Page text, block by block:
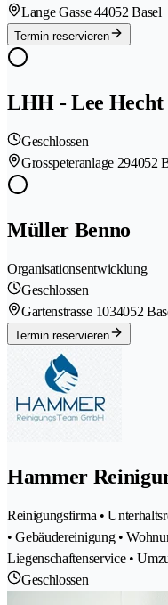
Lange Gasse 44052 Basel
Termin reservieren
LHH - Lee
Geschlossen
Grosspeteranlage 294052
Müller Benno
Organisationsentwicklung
Geschlossen
Gartenstrasse 1034052
Termin reservieren
Hammer
Reinigungsfirma •
• Gebäudereinigung •
Liegenschaftenservice •
Geschlossen